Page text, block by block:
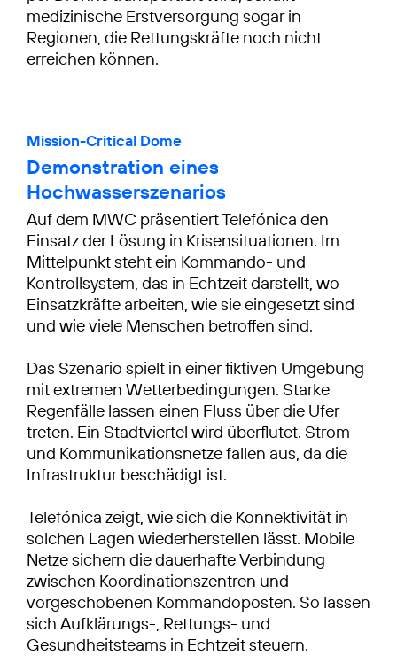
medizinische Erstversorgung sogar in
Regionen, die Rettungskräfte noch nicht
erreichen können.
Mission-Critical Dome
Demonstration eines
Hochwasserszenarios
Auf dem MWC präsentiert Telefónica den
Einsatz der Lösung in Krisensituationen. Im
Mittelpunkt steht ein Kommando- und
Kontrollsystem, das in Echtzeit darstellt, wo
Einsatzkräfte arbeiten, wie sie eingesetzt sind
und wie viele Menschen betroffen sind.
Das Szenario spielt in einer fiktiven Umgebung
mit extremen Wetterbedingungen. Starke
Regenfälle lassen einen Fluss über die Ufer
treten. Ein Stadtviertel wird überflutet. Strom
und Kommunikationsnetze fallen aus, da die
Infrastruktur beschädigt ist.
Telefónica zeigt, wie sich die Konnektivität in
solchen Lagen wiederherstellen lässt. Mobile
Netze sichern die dauerhafte Verbindung
zwischen Koordinationszentren und
vorgeschobenen Kommandoposten. So lassen
sich Aufklärungs-, Rettungs- und
Gesundheitsteams in Echtzeit steuern.